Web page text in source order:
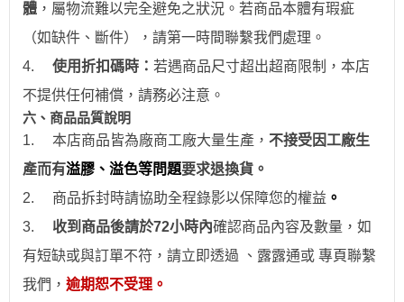
體 ，屬物流難以完全避免之狀況。若商品本體有瑕疵
（如缺件、斷件），請第一時間聯繫我們處理。
4.
使用折扣碼時： 若遇商品尺寸超出超商限制，本店
不提供任何補償，請務必注意。
六、商品品質說明
1.
本店商品皆為廠商工廠大量生產， 不接受因工廠生
產而有溢膠、溢色等問題要求退換貨。
2.
商品拆封時請協助全程錄影以保障您的權益 。
3.
收到商品後請於72小時內確認商品內容及數量，如
有短缺或與訂單不符，請立即透過
、露露通或 專頁聯繫
我們， 逾期恕不受理。